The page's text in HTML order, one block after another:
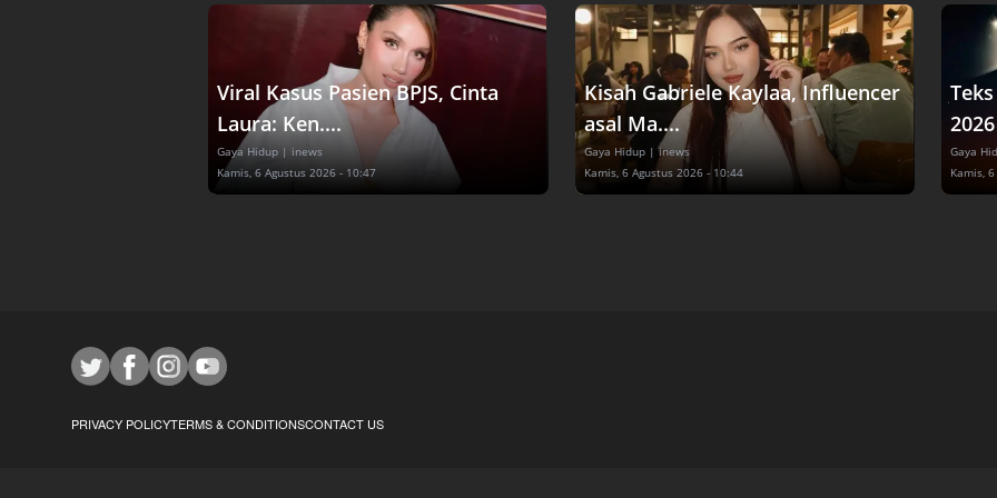
Viral Kasus Pasien BPJS, Cinta
Laura: Ken....
Gaya Hidup | inews
Kamis, 6 Agustus 2026 - 10:47
Kisah Gabriele Kaylaa, Influencer
asal Ma....
Gaya Hidup | inews
Kamis, 6 Agustus 2026 - 10:44
Gaya
Kamis,
PRIVACY POLICYTERMS & CONDITIONSCONTACT US